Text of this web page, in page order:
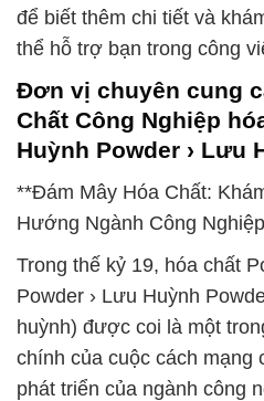
để biết thêm chi tiết và
thể hỗ trợ bạn trong công
Đơn vị chuyên cung
Chất Công Nghiệp
Huỳnh Powder › Lưu
**Đám Mây Hóa Chất:
Hướng Ngành Công
Trong thế kỷ 19, hóa chất
Powder › Lưu Huỳnh
huỳnh) được coi là một
chính của cuộc cách mạng
phát triển của ngành công